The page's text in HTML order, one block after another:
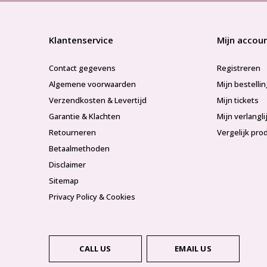
Klantenservice
Contact gegevens
Algemene voorwaarden
Verzendkosten & Levertijd
Garantie & Klachten
Retourneren
Betaalmethoden
Disclaimer
Sitemap
Privacy Policy & Cookies
Mijn
Registreren
Mijn
Mijn tickets
Mijn
Vergelijk
CALL US EMAIL US